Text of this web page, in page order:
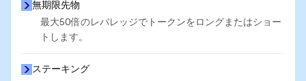
無期限先物
最大50倍のレバレッジでトークンをロングまたはショー
トします。
ステーキング